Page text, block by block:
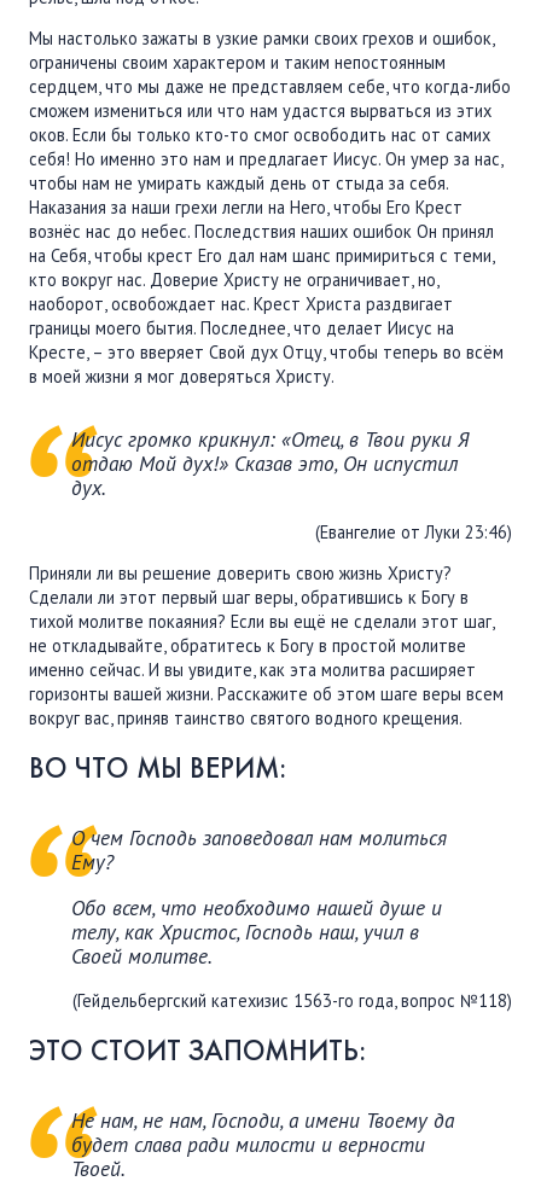
Мы настолько зажаты в узкие рамки своих грехов и ошибок,
ограничены своим характером и таким непостоянным
сердцем, что мы даже не представляем себе, что когда-либо
сможем измениться или что нам удастся вырваться из этих
оков. Если бы только кто-то смог освободить нас от самих
себя! Но именно это нам и предлагает Иисус. Он умер за нас,
чтобы нам не умирать каждый день от стыда за себя.
Наказания за наши грехи легли на Него, чтобы Его Крест
вознёс нас до небес. Последствия наших ошибок Он принял
на Себя, чтобы крест Его дал нам шанс примириться с теми,
кто вокруг нас. Доверие Христу не ограничивает, но,
наоборот, освобождает нас. Крест Христа раздвигает
границы моего бытия. Последнее, что делает Иисус на
Кресте, – это вверяет Свой дух Отцу, чтобы теперь во всём
в моей жизни я мог доверяться Христу.
Иисус громко крикнул: «Отец, в Твои руки Я
отдаю Мой дух!» Сказав это, Он испустил
дух.
(Евангелие от Луки 23:46)
Приняли ли вы решение доверить свою жизнь Христу?
Сделали ли этот первый шаг веры, обратившись к Богу в
тихой молитве покаяния? Если вы ещё не сделали этот шаг,
не откладывайте, обратитесь к Богу в простой молитве
именно сейчас. И вы увидите, как эта молитва расширяет
горизонты вашей жизни. Расскажите об этом шаге веры всем
вокруг вас, приняв таинство святого водного крещения.
ВО ЧТО МЫ ВЕРИМ:
О чем Господь заповедовал нам молиться
Ему?
Обо всем, что необходимо нашей душе и
телу, как Христос, Господь наш, учил в
Своей молитве.
(Гейдельбергский катехизис 1563-го года, вопрос №118)
ЭТО СТОИТ ЗАПОМНИТЬ:
Не нам, не нам, Господи, а имени Твоему да
будет слава ради милости и верности
Твоей.